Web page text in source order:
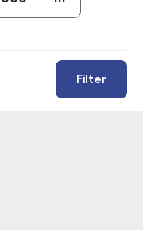
Filter